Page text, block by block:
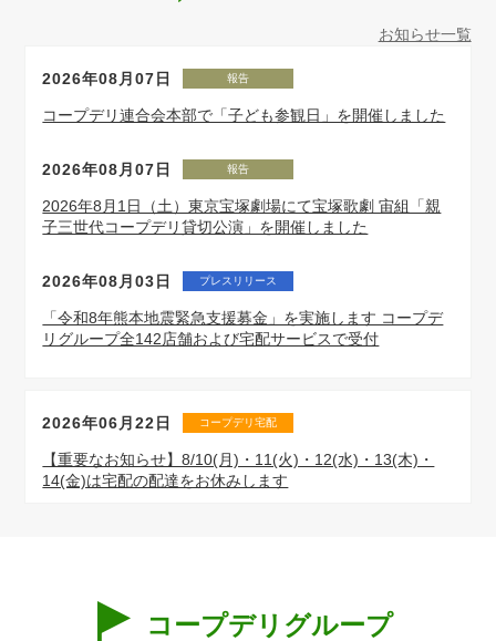
お知らせ一覧
2026年08月07日 報告
コープデリ連合会本部で「子ども参観日」を開催しました
2026年08月07日 報告
2026年8月1日（土）東京宝塚劇場にて宝塚歌劇 宙組「親
子三世代コープデリ貸切公演」を開催しました
2026年08月03日 プレスリリース
「令和8年熊本地震緊急支援募金」を実施します コープデ
リグループ全142店舗および宅配サービスで受付
2026年06月22日 コープデリ宅配
【重要なお知らせ】8/10(月)・11(火)・12(水)・13(木)・
14(金)は宅配の配達をお休みします
コープデリグループ